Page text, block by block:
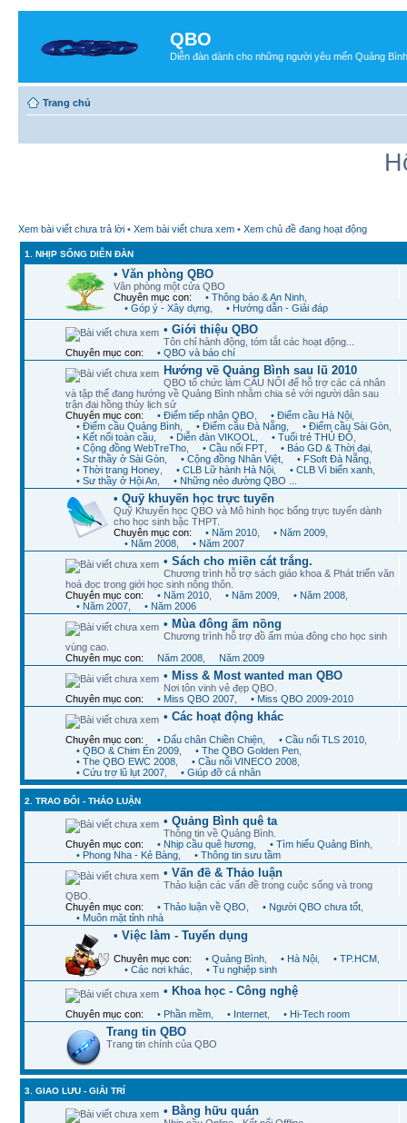
QBO
Diễn đàn dành cho những người yêu mến Quảng Bình
Trang chủ
Xem bài viết chưa trả lời • Xem bài viết chưa xem • Xem chủ đề đang hoạt động
1. NHỊP SỐNG DIỄN ĐÀN
• Văn phòng QBO
Văn phòng một cửa QBO
Chuyên mục con:
• Thông báo & An Ninh
• Góp ý - Xây dựng
• Hướng dẫn - Giải đáp
• Giới thiệu QBO
Tôn chỉ hành động, tóm tắt các hoạt động...
Chuyên mục con:
• QBO và báo chí
Hướng về Quảng Bình sau lũ 2010
QBO tổ chức làm CẦU NỐI để hỗ trợ các cá nhân
và tập thể đang hướng về Quảng Bình nhằm chia sẻ với người dân sau
trận đại hồng thủy lịch sử
Chuyên mục con:
• Điểm tiếp nhận QBO • Điểm cầu Hà Nội
• Điểm cầu Quảng Bình
• Điểm cầu Đà Nẵng • Điểm cầu Sài Gòn
• Kết nối toàn cầu
• Diễn đàn VIKOOL • Tuổi trẻ THỦ ĐÔ
• Cộng đồng WebTreTho
• Cầu nối FPT • Báo GD & Thời đại
• Sư thầy ở Sài Gòn
• Cộng đồng Nhân Việt • FSoft Đà Nẵng
• Thời trang Honey
• CLB Lữ hành Hà Nội • CLB Vì biển xanh
• Sư thầy ở Hội An
• Những nẻo đường QBO ...
• Quỹ khuyến học trực tuyến
Quỹ Khuyến học QBO và Mô hình học bổng trực tuyến dành
cho học sinh bậc THPT.
Chuyên mục con:
• Năm 2010 • Năm 2009
• Năm 2008
• Năm 2007
• Sách cho miền cát trắng.
Chương trình hỗ trợ sách giáo khoa & Phát triển văn
hoá đọc trong giới học sinh nông thôn.
Chuyên mục con:
• Năm 2010 • Năm 2009 • Năm 2008
• Năm 2007
• Năm 2006
• Mùa đông ấm nồng
Chương trình hỗ trợ đồ ấm mùa đông cho học sinh
vùng cao.
Chuyên mục con:
Năm 2008 Năm 2009
• Miss & Most wanted man QBO
Nơi tôn vinh vẻ đẹp QBO.
Chuyên mục con:
• Miss QBO 2007 • Miss QBO 2009-2010
• Các hoạt động khác
Chuyên mục con: • Dấu chân Chiền Chiện • Cầu nối TLS 2010
• QBO & Chim Én 2009
• The QBO Golden Pen
• The QBO EWC 2008
• Cầu nối VINECO 2008
• Cứu trợ lũ lụt 2007
• Giúp đỡ cá nhân
2. TRAO ĐỔI - THẢO LUẬN
• Quảng Bình quê ta
Thông tin về Quảng Bình.
Chuyên mục con:
• Nhịp cầu quê hương • Tìm hiểu Quảng Bình
• Phong Nha - Kẻ Bàng
• Thông tin sưu tầm
• Vấn đề & Thảo luận
Thảo luận các vấn đề trong cuộc sống và trong
QBO.
Chuyên mục con:
• Thảo luận về QBO • Người QBO chưa tốt
• Muôn mặt tỉnh nhà
• Việc làm - Tuyển dụng
Chuyên mục con: • Quảng Bình • Hà Nội • TP.HCM
• Các nơi khác
• Tu nghiệp sinh
• Khoa học - Công nghệ
Chuyên mục con: • Phần mềm • Internet • Hi-Tech room
Trang tin QBO
Trang tin chính của QBO
3. GIAO LƯU - GIẢI TRÍ
• Bằng hữu quán